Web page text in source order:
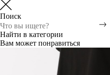
Поиск
Найти в категории
Вам может понравиться